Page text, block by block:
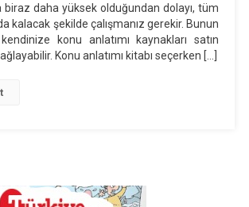
biraz daha yüksek olduğundan dolayı, tüm
kalacak şekilde çalışmanız gerekir. Bunun
konu anlatımı kaynakları satın
Konu anlatımı kitabı seçerken […]